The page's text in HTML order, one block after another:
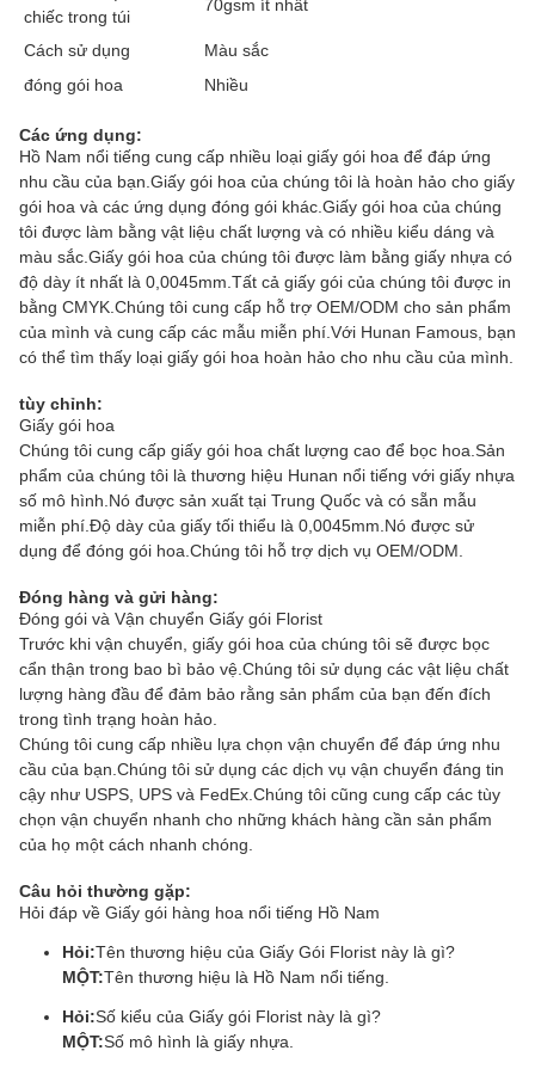
chiếc trong túi
70gsm ít nhất
Cách sử dụng
Màu sắc
đóng gói hoa
Nhiều
Các ứng dụng:
Hồ Nam nổi tiếng cung cấp nhiều loại giấy gói hoa để đáp ứng
nhu cầu của bạn.Giấy gói hoa của chúng tôi là hoàn hảo cho giấy
gói hoa và các ứng dụng đóng gói khác.Giấy gói hoa của chúng
tôi được làm bằng vật liệu chất lượng và có nhiều kiểu dáng và
màu sắc.Giấy gói hoa của chúng tôi được làm bằng giấy nhựa có
độ dày ít nhất là 0,0045mm.Tất cả giấy gói của chúng tôi được in
bằng CMYK.Chúng tôi cung cấp hỗ trợ OEM/ODM cho sản phẩm
của mình và cung cấp các mẫu miễn phí.Với Hunan Famous, bạn
có thể tìm thấy loại giấy gói hoa hoàn hảo cho nhu cầu của mình.
tùy chỉnh:
Giấy gói hoa
Chúng tôi cung cấp giấy gói hoa chất lượng cao để bọc hoa.Sản
phẩm của chúng tôi là thương hiệu Hunan nổi tiếng với giấy nhựa
số mô hình.Nó được sản xuất tại Trung Quốc và có sẵn mẫu
miễn phí.Độ dày của giấy tối thiểu là 0,0045mm.Nó được sử
dụng để đóng gói hoa.Chúng tôi hỗ trợ dịch vụ OEM/ODM.
Đóng hàng và gửi hàng:
Đóng gói và Vận chuyển Giấy gói Florist
Trước khi vận chuyển, giấy gói hoa của chúng tôi sẽ được bọc
cẩn thận trong bao bì bảo vệ.Chúng tôi sử dụng các vật liệu chất
lượng hàng đầu để đảm bảo rằng sản phẩm của bạn đến đích
trong tình trạng hoàn hảo.
Chúng tôi cung cấp nhiều lựa chọn vận chuyển để đáp ứng nhu
cầu của bạn.Chúng tôi sử dụng các dịch vụ vận chuyển đáng tin
cậy như USPS, UPS và FedEx.Chúng tôi cũng cung cấp các tùy
chọn vận chuyển nhanh cho những khách hàng cần sản phẩm
của họ một cách nhanh chóng.
Câu hỏi thường gặp:
Hỏi đáp về Giấy gói hàng hoa nổi tiếng Hồ Nam
Hỏi:Tên thương hiệu của Giấy Gói Florist này là gì?
MỘT:Tên thương hiệu là Hồ Nam nổi tiếng.
Hỏi:Số kiểu của Giấy gói Florist này là gì?
MỘT:Số mô hình là giấy nhựa.